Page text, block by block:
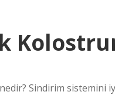
Sindirim sistemini